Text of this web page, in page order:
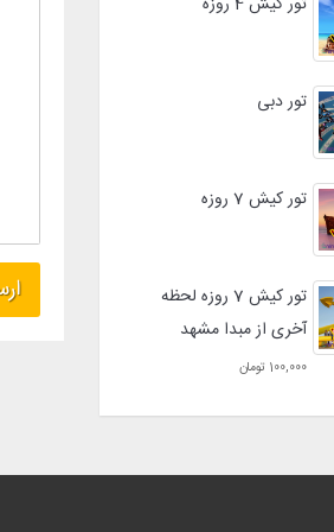
تور دبی
تور کیش 7 روزه
تور کیش 7 روزه لحظه
آخری از مبدا مشهد
100,000 تومان